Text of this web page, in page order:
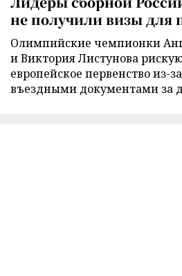
не получили визы для
Олимпийские чемпионки
и Виктория Листунова
европейское первенство из-
въездными документами за